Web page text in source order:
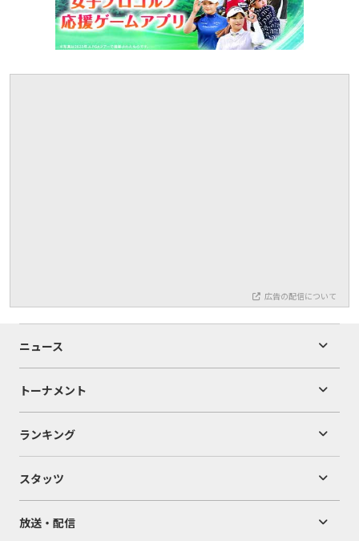
広告の配信について
ニュース
トーナメント
ランキング
スタッツ
放送・配信